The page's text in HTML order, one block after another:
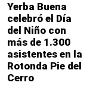
Yerba Buena
celebró el Día
del Niño con
más de 1.300
asistentes en la
Rotonda Pie del
Cerro